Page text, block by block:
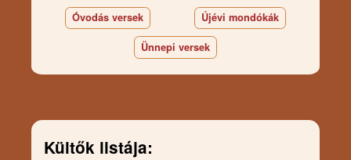
Óvodás versek Újévi mondókák
Ünnepi versek
Kültők listája: